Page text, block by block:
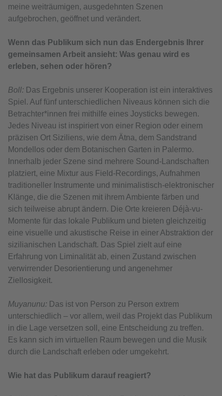
meine weiträumigen, ausgedehnten Szenen
aufgebrochen, geöffnet und verändert.
Wenn das Publikum sich nun das Endergebnis Ihrer
gemeinsamen Arbeit ansieht: Was genau wird es
erleben, sehen oder hören?
Boll: Das Ergebnis unserer Kooperation ist ein interaktives
Spiel. Auf fünf unterschiedlichen Niveaus können sich die
Betrachter*innen frei mithilfe eines Joysticks bewegen.
Jedes Niveau ist inspiriert von einer Region oder einem
präzisen Ort Siziliens, wie dem Ätna, dem Sandstrand
Mondellos oder dem Botanischen Garten in Palermo.
Innerhalb jeder Szene sind mehrere Sound-Landschaften
platziert, eine Mixtur aus Field-Recordings, Aufnahmen
traditioneller Instrumente und minimalistisch-elektronischer
Klänge, die die Szenen mit ihrem Ambiente färben und
sich teilweise abrupt ändern. Die Orte kreieren Déjà-vu-
Momente für das lokale Publikum und bieten gleichzeitig
eine visuelle und akustische Reise in einer Abstraktion der
sizilianischen Landschaft. Das Spiel zielt auf eine
Erfahrung von Liminalität ab, einen Zustand zwischen
verwirrender Desorientierung und angenehmer
Ziellosigkeit.
Muyanunu: Das ist von Person zu Person extrem
unterschiedlich – vor allem, weil das Projekt das Publikum
in die Lage versetzen soll, eine Entscheidung zu treffen.
Es kann sich im virtuellen Raum bewegen und die Musik
durch die Landschaft erleben oder umgekehrt.
Wie hat das Publikum darauf reagiert?